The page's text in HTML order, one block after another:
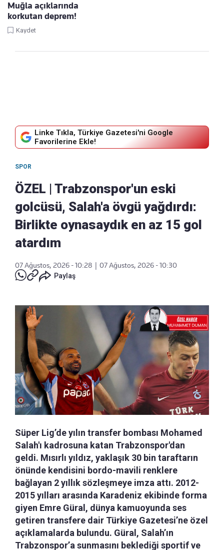
Muğla açıklarında
korkutan deprem!
Kaydet
Linke Tıkla, Türkiye Gazetesi'ni Google
Favorilerine Ekle!
SPOR
ÖZEL | Trabzonspor'un eski
golcüsü, Salah'a övgü yağdırdı:
Birlikte oynasaydık en az 15 gol
atardım
07 Ağustos, 2026 - 10:28
07 Ağustos, 2026 - 10:30
Paylaş
Süper Lig’de yılın transfer bombası Mohamed
Salah'ı kadrosuna katan Trabzonspor'dan
geldi. Mısırlı yıldız, yaklaşık 30 bin taraftarın
önünde kendisini bordo-mavili renklere
bağlayan 2 yıllık sözleşmeye imza attı. 2012-
2015 yılları arasında Karadeniz ekibinde forma
giyen Emre Güral, dünya kamuoyunda ses
getiren transfere dair Türkiye Gazetesi’ne özel
açıklamalarda bulundu. Güral, Salah’ın
Trabzonspor’a sunmasını beklediği sportif ve